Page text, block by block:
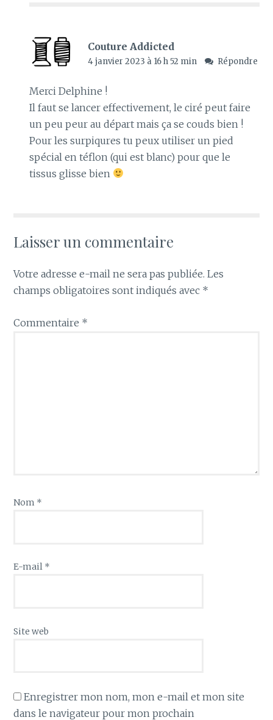
Couture Addicted
4 janvier 2023 à 16 h 52 min Répondre
Merci Delphine !
Il faut se lancer effectivement, le ciré peut faire
un peu peur au départ mais ça se couds bien !
Pour les surpiqures tu peux utiliser un pied
spécial en téflon (qui est blanc) pour que le
tissus glisse bien
Laisser un commentaire
Votre adresse e-mail ne sera pas publiée. Les
champs obligatoires sont indiqués avec *
Commentaire *
Nom *
E-mail *
Site web
Enregistrer mon nom, mon e-mail et mon site
dans le navigateur pour mon prochain